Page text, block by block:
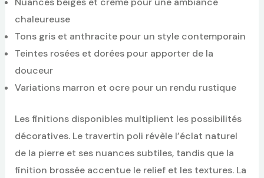
chaleureuse
Tons gris et anthracite pour un style contemporain
Teintes rosées et dorées pour apporter de la
douceur
Variations marron et ocre pour un rendu rustique
Les finitions disponibles multiplient les possibilités
décoratives. Le travertin poli révèle l’éclat naturel
de la pierre et ses nuances subtiles, tandis que la
finition brossée accentue le relief et les textures. La